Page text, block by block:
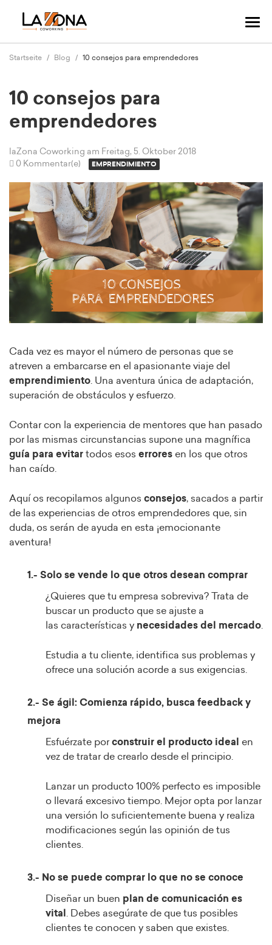
Startseite Blog 10 consejos para emprendedores
10 consejos para
emprendedores
laZona Coworking am Freitag, 5. Oktober 2018
0 Kommentar(e)
EMPRENDIMIENTO
Cada vez es mayor el número de personas que se
atreven a embarcarse en el apasionante viaje del
emprendimiento. Una aventura única de adaptación,
superación de obstáculos y esfuerzo.
Contar con la experiencia de mentores que han pasado
por las mismas circunstancias supone una magnífica
guía para evitar todos esos errores en los que otros
han caído.
Aquí os recopilamos algunos consejos, sacados a partir
de las experiencias de otros emprendedores que, sin
duda, os serán de ayuda en esta ¡emocionante
aventura!
1.- Solo se vende lo que otros desean comprar
¿Quieres que tu empresa sobreviva? Trata de
buscar un producto que se ajuste a
las características y necesidades del mercado.
Estudia a tu cliente, identifica sus problemas y
ofrece una solución acorde a sus exigencias.
2.- Se ágil: Comienza rápido, busca feedback y
mejora
Esfuérzate porconstruir el producto ideal
en
vez de tratar de crearlo desde el principio.
Lanzar un producto 100% perfecto es imposible
o llevará excesivo tiempo. Mejor opta por lanzar
una versión lo suficientemente buena y realiza
modificaciones según las opinión de tus
clientes.
3.- No se puede comprar lo que no se conoce
Diseñar un buen plan de comunicación es
vital . Debes asegúrate de que tus posibles
clientes te conocen y saben que existes.